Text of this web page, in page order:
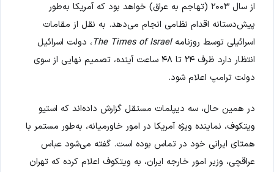
از سال ۲۰۰۳ (تهاجم به عراق) خواهد بود که آمریکا به‌طور
پیش‌دستانه اقدام نظامی انجام می‌دهد. به نقل از مقامات
اسرائیلی توسط روزنامهThe Times of Israel، دولت اسرائیل
انتظار دارد ظرف ۲۴ تا ۴۸ ساعت آینده، تصمیم نهایی از سوی
دولت ترامپ اعلام شود.
در همین حال، سه دیپلمات مستقل گزارش داده‌اند که استیو
ویتکوف، نماینده ویژه آمریکا در امور خاورمیانه، به‌طور مستمر با
همتای ایرانی خود در تماس بوده است. گفته می‌شود عباس
عراقچی، وزیر امور خارجه ایران، به ویتکوف اعلام کرده که تهران